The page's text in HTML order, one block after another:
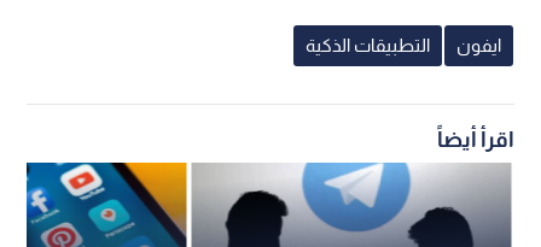
ايفون التطبيقات الذكية
اقرأ أيضاً